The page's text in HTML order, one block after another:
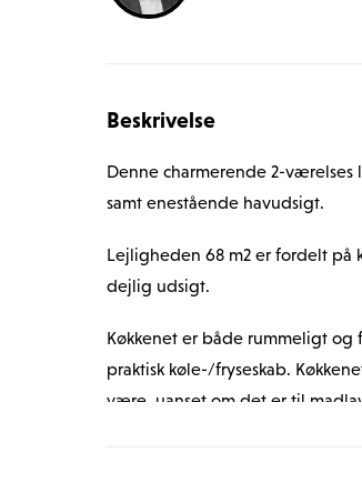
Beskrivelse
Denne charmerende 2-
samt enestående havudsigt.
Lejligheden 68 m2 er fordelt på
dejlig udsigt.
Køkkenet er både rummeligt
praktisk køle-/fryseskab.
være, uanset om det er til